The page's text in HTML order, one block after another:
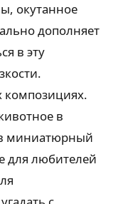
окутанное
дополняет
в эту
композициях.
в
миниатюрный
для любителей